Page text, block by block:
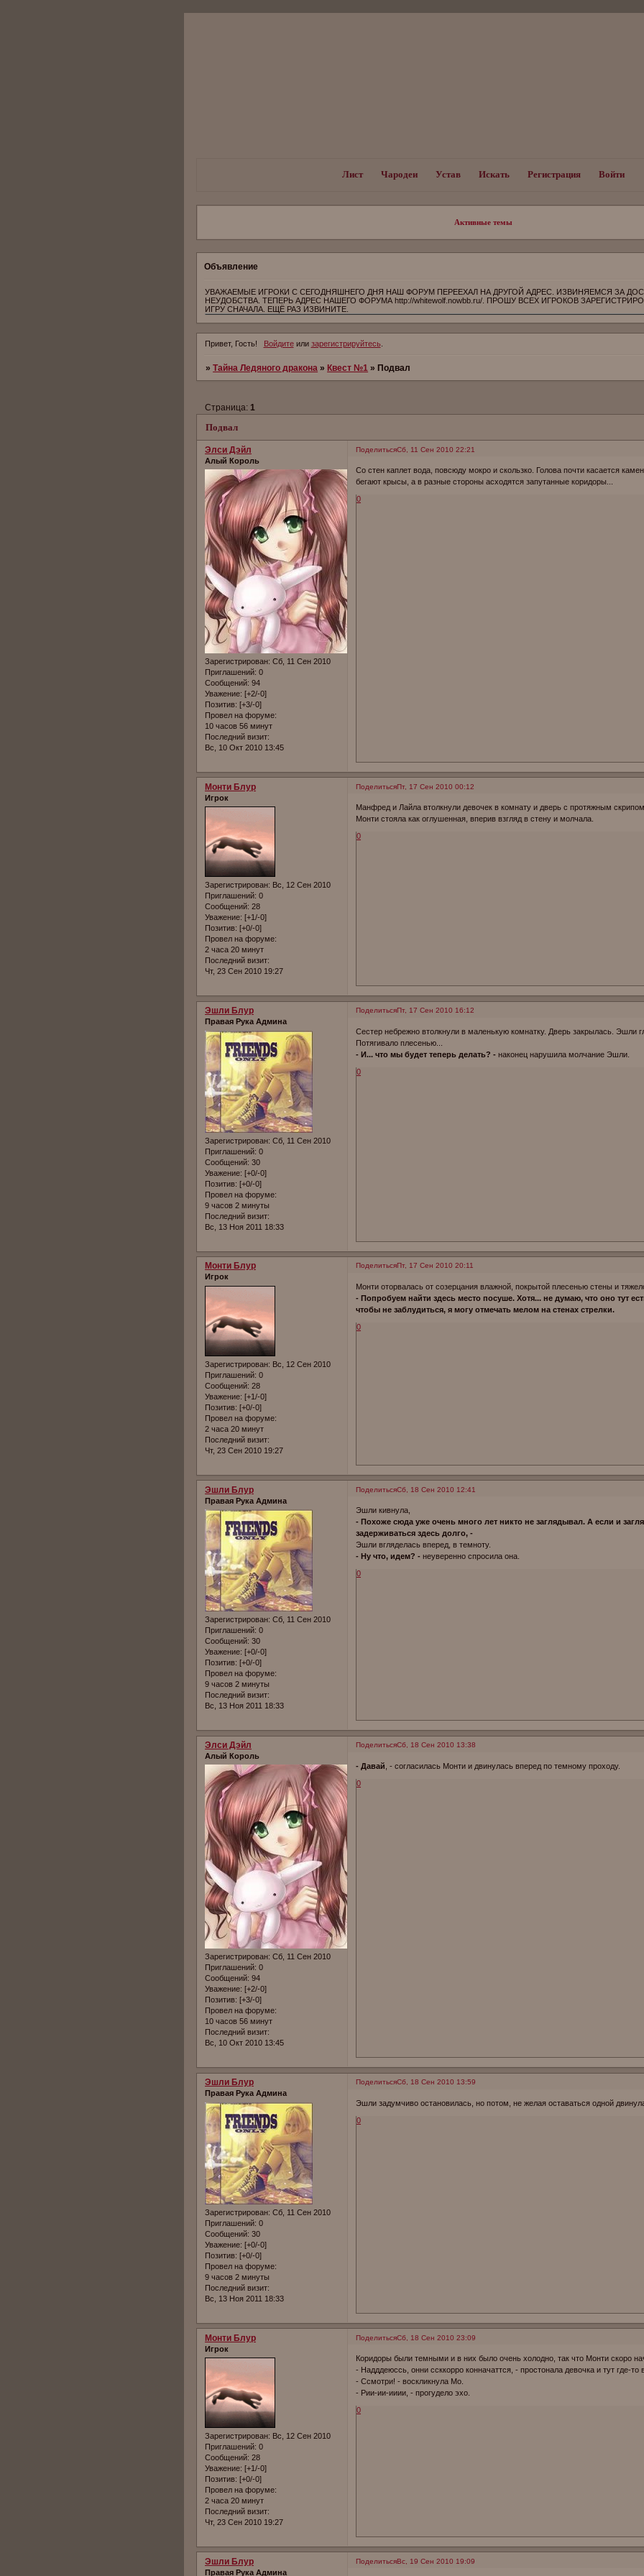
Лист Чародеи Устав Искать Регистрация Войти
Активные темы
Объявление
УВАЖАЕМЫЕ ИГРОКИ С СЕГОДНЯШНЕГО ДНЯ НАШ ФОРУМ ПЕРЕЕХАЛ НА ДРУГОЙ АДРЕС. ИЗВИНЯЕМСЯ ЗА
НЕУДОБСТВА. ТЕПЕРЬ АДРЕС НАШЕГО ФОРУМА http://whitewolf.nowbb.ru/. ПРОШУ ВСЕХ ИГРОКОВ
ИГРУ СНАЧАЛА. ЕЩЁ РАЗ ИЗВИНИТЕ.
Привет, Гость! Войдитеили зарегистрируйтесь.
»Тайна Ледяного дракона » Квест №1 » Подвал
Подвал
Страница:1
ПоделитьсяСб, 11 Сен 2010 22:21
Элси Дэйл
Алый Король
Зарегистрирован: Сб, 11 Сен 2010
Приглашений: 0
Сообщений: 94
Уважение: [+2/-0]
Позитив: [+3/-0]
Провел на форуме:
10 часов 56 минут
Последний визит:
Вс, 10 Окт 2010 13:45
Со стен каплет вода, повсюду мокро и скользко. Голова почти касается
бегают крысы, а в разные стороны асходятся запутанные коридоры...
0
ПоделитьсяПт, 17 Сен 2010 00:12
Монти Блур
Игрок
Зарегистрирован: Вс, 12 Сен 2010
Приглашений: 0
Сообщений: 28
Уважение: [+1/-0]
Позитив: [+0/-0]
Провел на форуме:
2 часа 20 минут
Последний визит:
Чт, 23 Сен 2010 19:27
Манфред и Лайла втолкнули девочек в комнату и дверь с протяжным
Монти стояла как оглушенная, вперив взгляд в стену и молчала.
0
ПоделитьсяПт, 17 Сен 2010 16:12
Эшли Блур
Правая Рука Админа
Зарегистрирован: Сб, 11 Сен 2010
Приглашений: 0
Сообщений: 30
Уважение: [+0/-0]
Позитив: [+0/-0]
Провел на форуме:
9 часов 2 минуты
Последний визит:
Вс, 13 Ноя 2011 18:33
Сестер небрежно втолкнули в маленькую комнатку. Дверь закрылась. Эшли
Потягивало плесенью...
- И... что мы будет теперь делать? - наконец нарушила молчание Эшли.
0
ПоделитьсяПт, 17 Сен 2010 20:11
Монти Блур
Игрок
Зарегистрирован: Вс, 12 Сен 2010
Приглашений: 0
Сообщений: 28
Уважение: [+1/-0]
Позитив: [+0/-0]
Провел на форуме:
2 часа 20 минут
Последний визит:
Чт, 23 Сен 2010 19:27
Монти оторвалась от созерцания влажной, покрытой плесенью стены и
- Попробуем найти здесь место посуше. Хотя... не думаю, что оно тут
чтобы не заблудиться, я могу отмечать мелом на стенах стрелки.
0
ПоделитьсяСб, 18 Сен 2010 12:41
Эшли Блур
Правая Рука Админа
Зарегистрирован: Сб, 11 Сен 2010
Приглашений: 0
Сообщений: 30
Уважение: [+0/-0]
Позитив: [+0/-0]
Провел на форуме:
9 часов 2 минуты
Последний визит:
Вс, 13 Ноя 2011 18:33
Эшли кивнула,
- Похоже сюда уже очень много лет никто не заглядывал. А если и
задерживаться здесь долго, -
Эшли вгляделась вперед, в темноту.
- Ну что, идем? - неуверенно спросила она.
0
ПоделитьсяСб, 18 Сен 2010 13:38
Элси Дэйл
Алый Король
Зарегистрирован: Сб, 11 Сен 2010
Приглашений: 0
Сообщений: 94
Уважение: [+2/-0]
Позитив: [+3/-0]
Провел на форуме:
10 часов 56 минут
Последний визит:
Вс, 10 Окт 2010 13:45
- Давай , - согласилась Монти и двинулась вперед по темному проходу.
0
ПоделитьсяСб, 18 Сен 2010 13:59
Эшли Блур
Правая Рука Админа
Зарегистрирован: Сб, 11 Сен 2010
Приглашений: 0
Сообщений: 30
Уважение: [+0/-0]
Позитив: [+0/-0]
Провел на форуме:
9 часов 2 минуты
Последний визит:
Вс, 13 Ноя 2011 18:33
Эшли задумчиво остановилась, но потом, не желая оставаться одной
0
ПоделитьсяСб, 18 Сен 2010 23:09
Монти Блур
Игрок
Зарегистрирован: Вс, 12 Сен 2010
Приглашений: 0
Сообщений: 28
Уважение: [+1/-0]
Позитив: [+0/-0]
Провел на форуме:
2 часа 20 минут
Последний визит:
Чт, 23 Сен 2010 19:27
Коридоры были темными и в них было очень холодно, так что Монти скоро
- Надддеюссь, онни ссккорро конначаттся, - простонала девочка и тут где-то
- Ссмотри! - воскликнула Мо.
- Рии-ии-ииии, - прогудело эхо.
0
ПоделитьсяВс, 19 Сен 2010 19:09
Эшли Блур
Правая Рука Админа